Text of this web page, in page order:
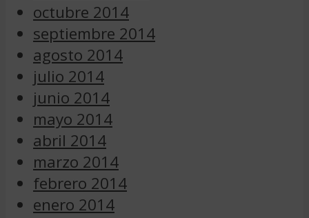
octubre 2014
septiembre 2014
agosto 2014
julio 2014
junio 2014
mayo 2014
abril 2014
marzo 2014
febrero 2014
enero 2014